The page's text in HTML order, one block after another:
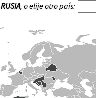
RUSIA, o elije otro país: